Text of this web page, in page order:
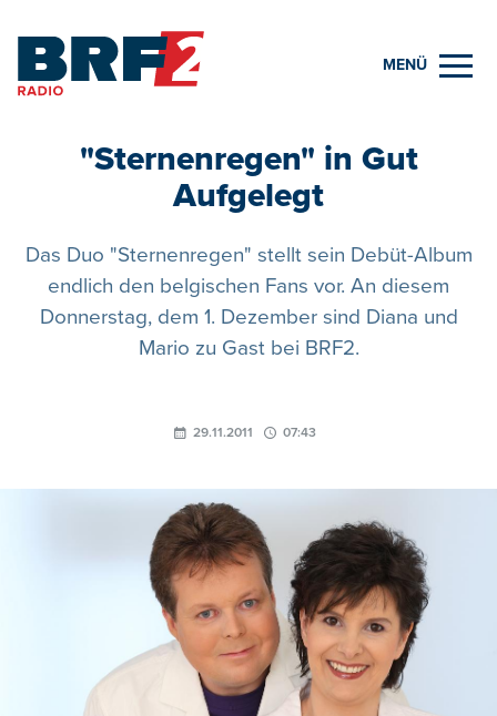
MENÜ
"Sternenregen" in Gut
Aufgelegt
Das Duo "Sternenregen" stellt sein Debüt-Album
endlich den belgischen Fans vor. An diesem
Donnerstag, dem 1. Dezember sind Diana und
Mario zu Gast bei BRF2.
29.11.2011 07:43